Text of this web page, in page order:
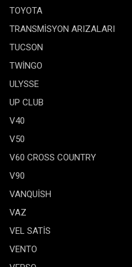
TOYOTA
TRANSMİSYON ARIZALARI
TUCSON
TWİNGO
ULYSSE
UP CLUB
V40
V50
V60 CROSS COUNTRY
V90
VANQUİSH
VAZ
VEL SATİS
VENTO